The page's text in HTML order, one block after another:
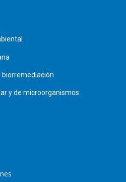
biorremediación
y de microorganismos